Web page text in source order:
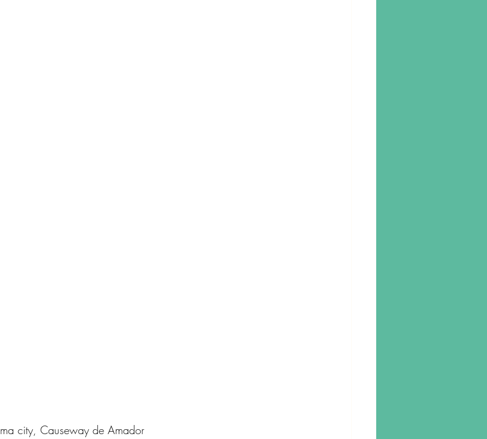
city, Causeway de Amador